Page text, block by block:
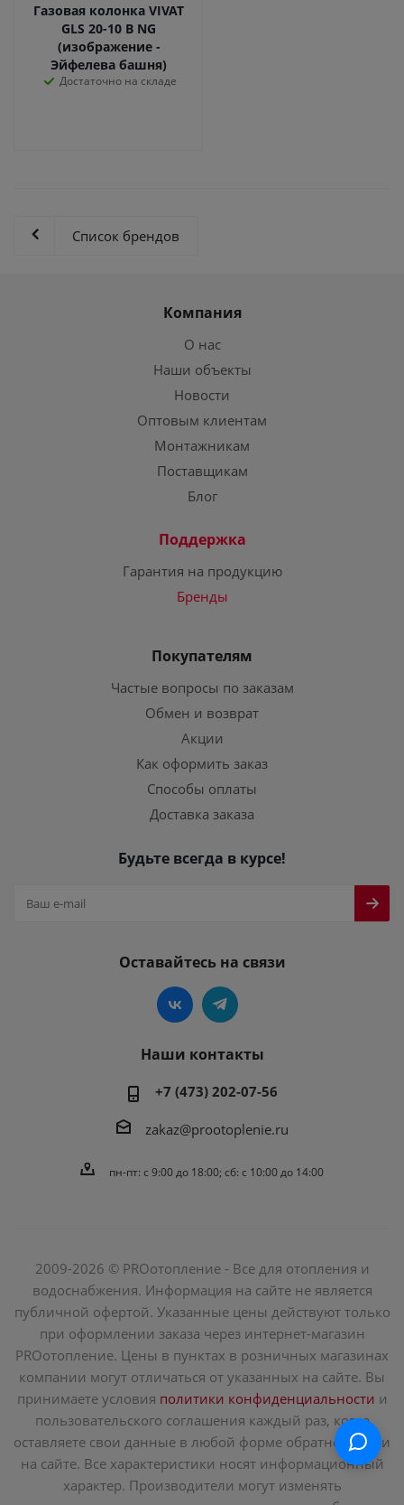
Газовая колонка VIVAT
GLS 20-10 B NG
(изображение -
Эйфелева башня)
Достаточно на складе
Список брендов
Компания
О нас
Наши объекты
Новости
Оптовым клиентам
Монтажникам
Поставщикам
Блог
Поддержка
Гарантия на продукцию
Бренды
Покупателям
Частые вопросы по заказам
Обмен и возврат
Акции
Как оформить заказ
Способы оплаты
Доставка заказа
Будьте всегда в курсе!
Оставайтесь на связи
Наши контакты
+7 (473) 202-07-56
zakaz@prootoplenie.ru
пн-пт: c 9:00 до 18:00; сб: с 10:00 до 14:00
2009-2026 © PROотопление - Все для отопления и
водоснабжения. Информация на сайте не является
публичной офертой. Указанные цены действуют только
при оформлении заказа через интернет-магазин
PROотопление. Цены в пунктах в розничных магазинах
компании могут отличаться от указанных на сайте. Вы
принимаете условия политики конфиденциальности и
пользовательского соглашения каждый раз, когда
оставляете свои данные в любой форме обратной связи
на сайте. Все характеристики носят информационный
характер. Производители могут изменять